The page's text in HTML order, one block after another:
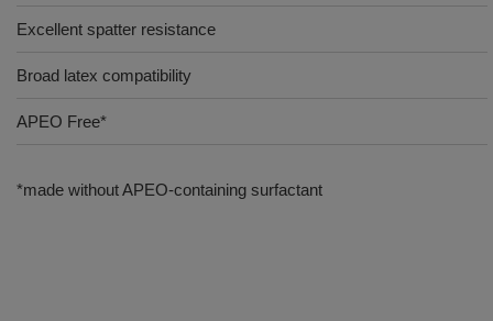
Excellent spatter resistance
Broad latex compatibility
APEO Free*
*made without APEO-containing surfactant